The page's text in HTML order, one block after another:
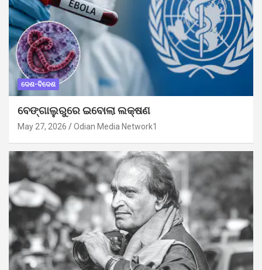
ଦେଶ-ବିଦେଶ
ବେଙ୍ଗାଲୁରୁରେ ଇବୋଲା ଲକ୍ଷଣ
May 27, 2026 Odian Media Network1